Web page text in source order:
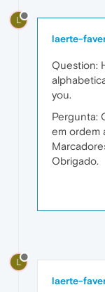
L
laerte-
Question:
you.
Pergunta:
em ordem
Obrigado.
L
laerte-